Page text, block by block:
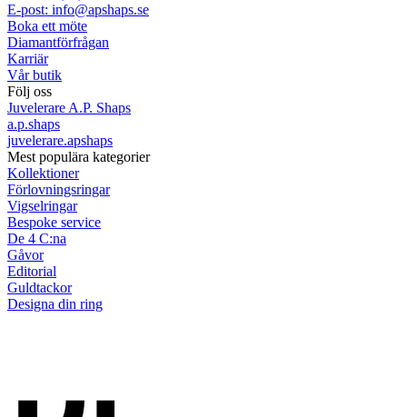
E-post: info@apshaps.se
Boka ett möte
Diamantförfrågan
Karriär
Vår butik
Följ oss
Juvelerare A.P. Shaps
a.p.shaps
juvelerare.apshaps
Mest populära kategorier
Kollektioner
Förlovningsringar
Vigselringar
Bespoke service
De 4 C:na
Gåvor
Editorial
Guldtackor
Designa din ring